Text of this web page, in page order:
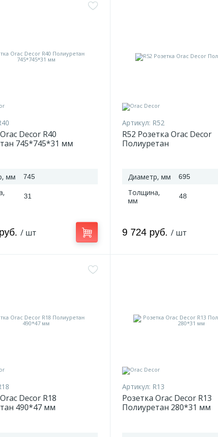
Decor R40
745*745*31 мм
мм 745
31
/ шт
Артикул: R52
R52 Розетка Orac Decor
Полиуретан
Диаметр, мм 695
Толщина,
мм
48
9 724 руб. / шт
Decor R18
490*47 мм
Артикул: R13
Розетка Orac Decor R13
Полиуретан 280*31 мм